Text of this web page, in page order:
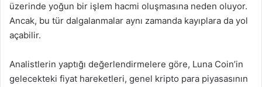
üzerinde yoğun bir işlem hacmi oluşmasına neden oluyor.
Ancak, bu tür dalgalanmalar aynı zamanda kayıplara da yol
açabilir.
Analistlerin yaptığı değerlendirmelere göre, Luna Coin’in
gelecekteki fiyat hareketleri, genel kripto para piyasasının